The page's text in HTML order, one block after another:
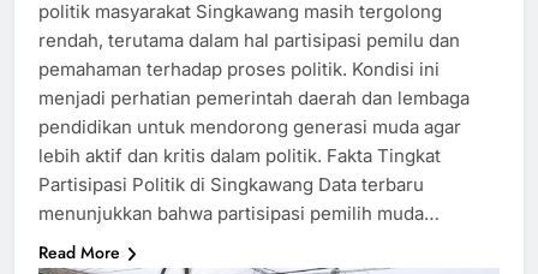
politik masyarakat Singkawang masih tergolong
rendah, terutama dalam hal partisipasi pemilu dan
pemahaman terhadap proses politik. Kondisi ini
menjadi perhatian pemerintah daerah dan lembaga
pendidikan untuk mendorong generasi muda agar
lebih aktif dan kritis dalam politik. Fakta Tingkat
Partisipasi Politik di Singkawang Data terbaru
menunjukkan bahwa partisipasi pemilih muda…
Read More